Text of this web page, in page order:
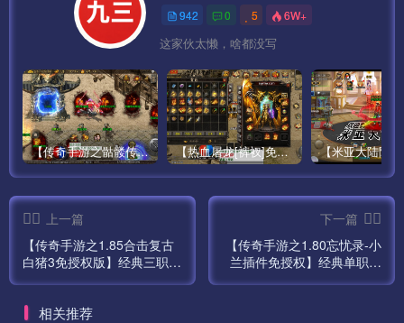
942 0 5 6W+
这家伙太懒，啥都没写
【传奇手游之骷髅传说第二季十大陆[白猪3]免授权版】经典单职业复古特色战神引擎传奇手游最新打包Win服务端源码视频架设教程-怀旧复古-经典耐玩–新版GM多功能网页授权物品后台-GM直冲网页后台-安卓苹果IOS双端版本！ 【热血屠龙[裤衩]免授权修复版】采用经典战神引擎三职业特色游戏最新打包Win服务端源码视频架设教程-GM直冲后台-新版GM多功能授权物品后台-安卓苹果IOS双端版本-传奇手游！
上一篇
【传奇手游之1.85合击复古
白猪3免授权版】经典三职业
频架设教程-新版GM多功能
下一篇
【传奇手游之1.80忘忧录-小
兰插件免授权】经典单职业
相关推荐